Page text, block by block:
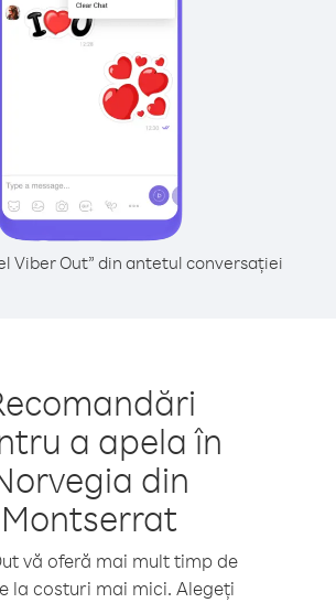
Viber Out” din antetul conversației
a apela în
din
Montserrat
vă oferă mai mult timp de
la costuri mai mici. Alegeți